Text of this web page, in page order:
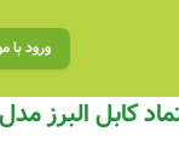
ورود با موبایل